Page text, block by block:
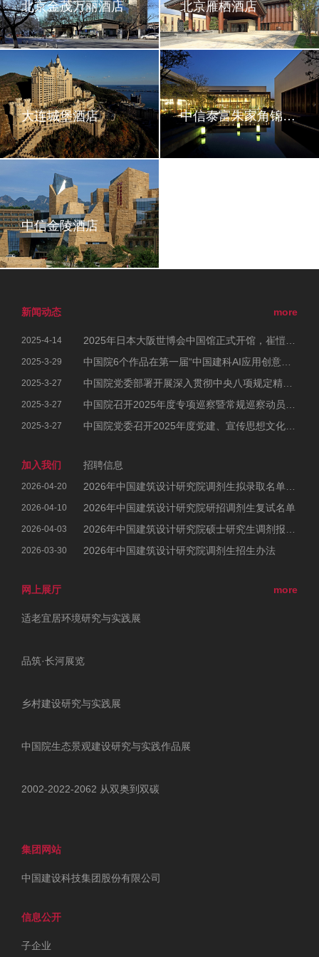
北京金茂万丽酒店 北京雁栖酒店
大连城堡酒店 中信泰富朱家角锦江酒店
中信金陵酒店
more
新闻动态
2025-4-14
2025-3-29
2025-3-27
2025-3-27
2025-3-27
加入我们 招聘信息
2026-04-20
2026-04-10 2026年中国建筑设计研究院研招调剂生复试名单
2026-04-03
2026-03-30 2026年中国建筑设计研究院调剂生招生办法
more
网上展厅
适老宜居环境研究与实践展
品筑·长河展览
乡村建设研究与实践展
中国院生态景观建设研究与实践作品展
2002-2022-2062 从双奥到双碳
集团网站
中国建设科技集团股份有限公司
信息公开
子企业